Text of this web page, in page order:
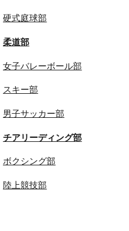
硬式庭球部
柔道部
女子バレーボール部
スキー部
男子サッカー部
チアリーディング部
ボクシング部
陸上競技部